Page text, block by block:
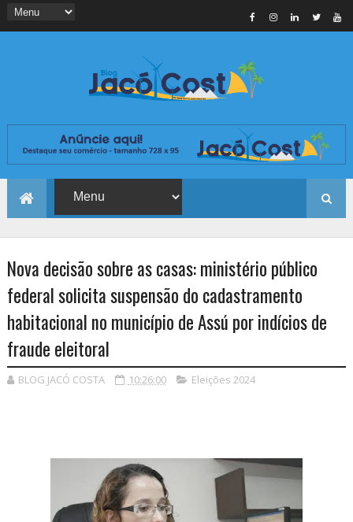
Nova decisão sobre as casas: ministério público
federal solicita suspensão do cadastramento
habitacional no município de Assú por indícios de
fraude eleitoral
BLOG JACÓ COSTA 10:26:00 Eleições 2024